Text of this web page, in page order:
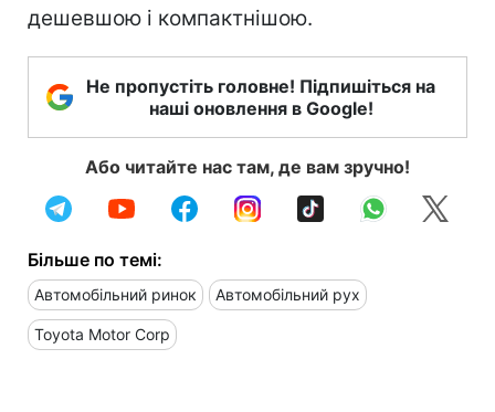
дешевшою і компактнішою.
Не пропустіть головне! Підпишіться на
наші оновлення в Google!
Або читайте нас там, де вам зручно!
Більше по темі:
Автомобільний ринок Автомобільний рух
Toyota Motor Corp